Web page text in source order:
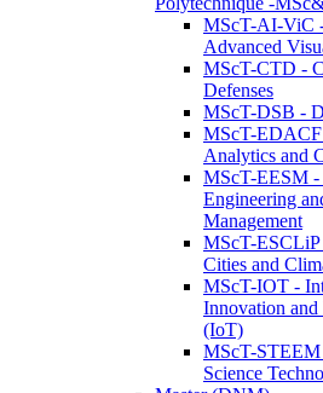
MScT-AI-ViC
Advanced
MScT-CTD -
Defenses
MScT-DSB -
MScT-EDACF
Analytics and
MScT-EESM -
Engineering
Management
MScT-
Cities and
MScT-IOT -
Innovation and
(IoT)
MScT-STEEM
Science